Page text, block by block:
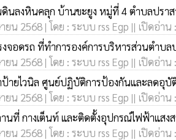
นลงหินคลุก บ้านขะยูง หมู่ที่ 4 ตำบลปราส
ยน 2568 | โดย : ระบบ rss Egp || เปิดอ่าน
งจอดรถ ที่ทำการองค์การบริหารส่วนตำบล
ยน 2568 | โดย : ระบบ rss Egp || เปิดอ่าน
ายไวนิล ศูนย์ปฏิบัติการป้องกันและลดอุบั
ยน 2568 | โดย : ระบบ rss Egp || เปิดอ่าน
นที่ กางเต็นท์ และติดตั้งอุปกรณ์ไฟฟ้าแส
ยน 2568 | โดย : ระบบ rss Egp || เปิดอ่าน